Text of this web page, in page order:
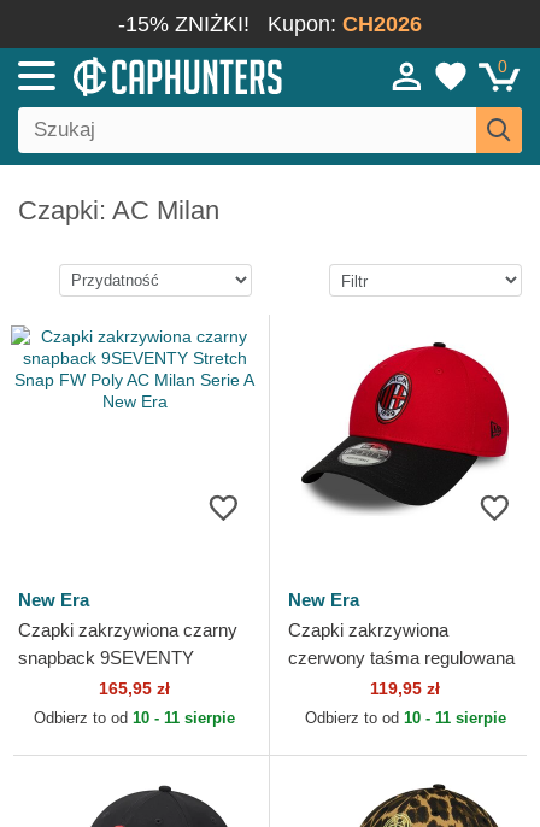
-15% ZNIŻKI! Kupon: CH2026
0
Czapki: AC Milan
New Era
Czapki zakrzywiona czarny
snapback 9SEVENTY
Stretch Snap FW Poly AC
Milan Serie A New Era
165,95 zł
Odbierz to od 10 - 11 sierpie
New Era
Czapki zakrzywiona
czerwony taśma regulowana
9FORTY Contrast AC Milan
Serie A New Era
119,95 zł
Odbierz to od 10 - 11 sierpie